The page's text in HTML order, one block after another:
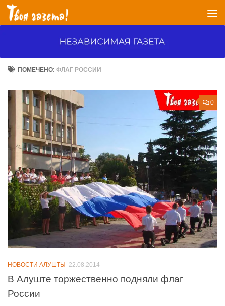
Перейти к содержимому
ПОМЕЧЕНО:ФЛАГ РОССИИ
0
НОВОСТИ АЛУШТЫ 22.08.2014
В Алуште торжественно подняли флаг
России